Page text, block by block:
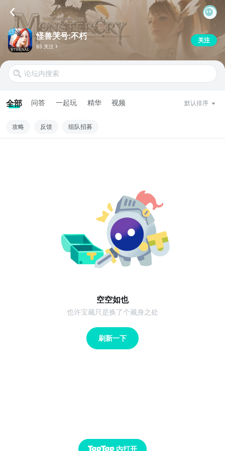
怪兽哭号:不朽
85 关注
关注
全部 问答 一起玩 精华 视频 默认排序
攻略 反馈 组队招募
空空如也
也许宝藏只是换了个藏身之处
刷新一下
内打开